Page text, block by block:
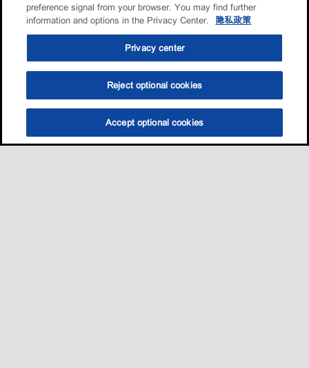
选油助手 查找门店
preference signal from your browser. You may find further
information and options in the Privacy Center.
隐私政策
Privacy center
Reject optional cookies
Accept optional cookies